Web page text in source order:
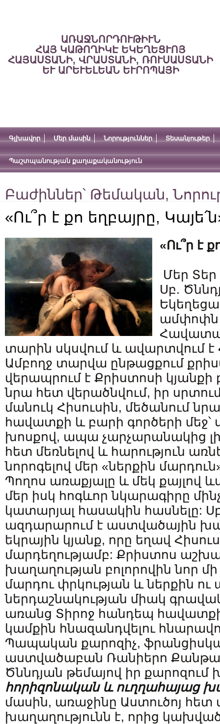
ԱՌԱՋՆՈՐԴՈՒԹԻՒՆ
ՀԱՅ ԿԱԹՈՂԻԿԷ ԵԿԵՂԵՑՒՈՅ
ՀԱՅԱՍՏԱՆԻ, ՎՐԱՍՏԱՆԻ, ՌՈՒՍԱՍՏԱՆԻ
ԵՒ ԱՐԵՒԵԼԵԱՆ ԵՒՐՈՊԱՅԻ
Գլխավոր Մեր մասին Նորություններ Տեսանյութեր
Պաշտպանության քաղաքականություն
Բաժիններ՝ Թեմական,
«Ու՞ր է քո եղբայրը,
«Ու՞ր է
Մեր Տեր
Սբ.
ամփոփն
տարին սկսվում և ավարտվում է
Ամբողջ տարվա ընթացքում
վերապրում է Քրիստոսի կյանքի
նրա հետ վերածնվում, իր
մանուկ Հիսուսին, մեծանում
հավատքի և բարի գործերի մեջ՝
խոսքով, ապա չարչարանակից
հետ մեռնելով և հարություն
նորոգելով մեր «ներքին
Պողոս առաքյալը և մեկ քայլով
մեր իսկ հոգևոր նկարագիրը
կատարյալ հասակին հասնելը:
ազդարարում է աստվածային
եկրային կյանք, որը եղավ
մարդեղությամբ: Քրիստոս
խաղաղության բոլորովին նոր մի
մարդու փրկության և ներքին
ներդաշնակության միակ
առանց Տիրոջ հանդեպ
կամքին հնազանդվելու
Պապական քարոզիչ,
աստվածաբան Ռանիերո
Ծննդյան թեմայով իր քարոզում
հորիզոնական և ուղղահայաց
մասին, առաջինը Աստուծոյ հետ
խաղաղությունն է, որից